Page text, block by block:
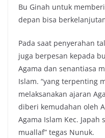
Bu Ginah untuk
depan bisa
Pada saat penyerahan
juga berpesan kepada
Agama dan senantiasa
Islam. “yang terpenting
melaksanakan ajaran
diberi kemudahan oleh
Agama Islam Kec.
muallaf” tegas Nunuk.